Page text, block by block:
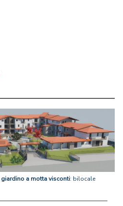
giardino a mottavisconti: bilocale